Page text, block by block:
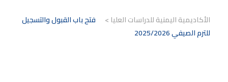
الأكاديمية اليمنية للدراسات العليا >
فتح باب القبول والتسجيل
للترم الصيفي 2025/2026